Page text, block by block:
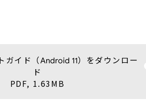
ガイド（Android 11）をダウンロー
ド
PDF, 1.63MB